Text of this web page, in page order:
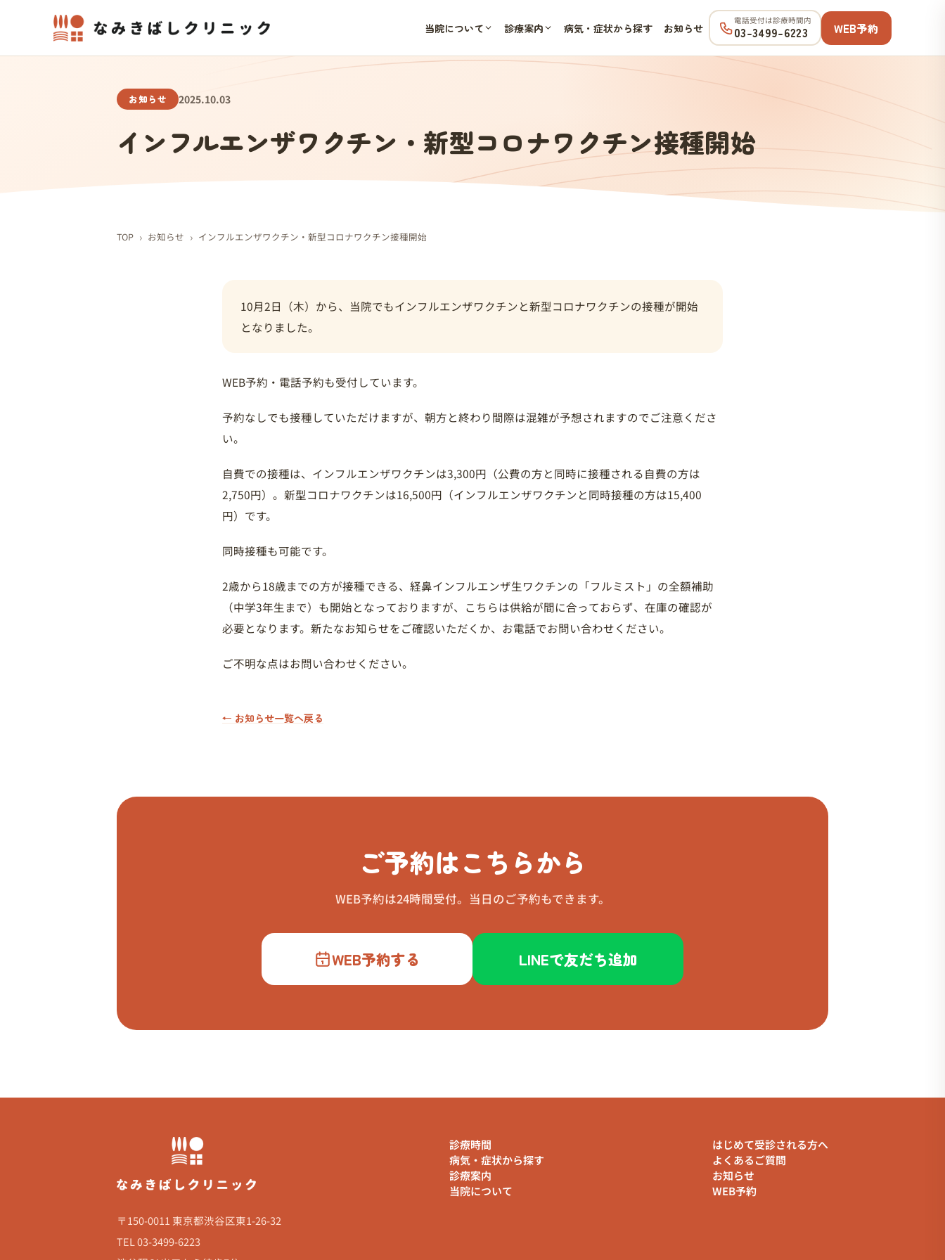
当院について 診療案内 病気・症状から探す お知らせ
電話受付は診療時間内
03-3499-6223 WEB予約
お知らせ 2025.10.03
インフルエンザワクチン・新型コロナワクチン接種開始
TOP › お知らせ › インフルエンザワクチン・新型コロナワクチン接種開始
10月2日（木）から、当院でもインフルエンザワクチンと新型コロナワクチンの接種が開始
となりました。
WEB予約・電話予約も受付しています。
予約なしでも接種していただけますが、朝方と終わり間際は混雑が予想されますのでご注意くださ
い。
自費での接種は、インフルエンザワクチンは3,300円（公費の方と同時に接種される自費の方は
2,750円）。新型コロナワクチンは16,500円（インフルエンザワクチンと同時接種の方は15,400
円）です。
同時接種も可能です。
2歳から18歳までの方が接種できる、経鼻インフルエンザ生ワクチンの「フルミスト」の全額補助
（中学3年生まで）も開始となっておりますが、こちらは供給が間に合っておらず、在庫の確認が
必要となります。新たなお知らせをご確認いただくか、お電話でお問い合わせください。
ご不明な点はお問い合わせください。
← お知らせ一覧へ戻る
ご予約はこちらから
WEB予約は24時間受付。当日のご予約もできます。
WEB予約する LINEで友だち追加
〒150-0011 東京都渋谷区東1-26-32
TEL 03-3499-6223
診療時間
病気・症状から探す
診療案内
当院について
はじめて受診される方へ
よくあるご質問
お知らせ
WEB予約